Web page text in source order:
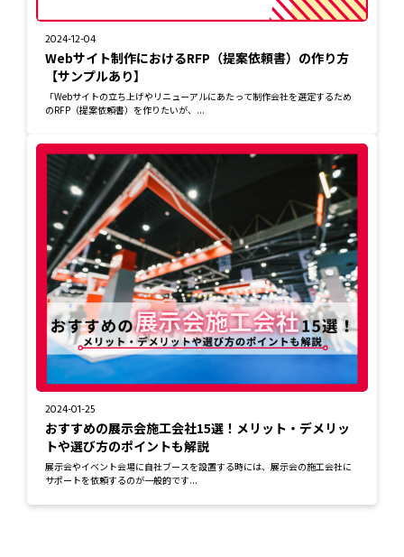
2024-12-04
Webサイト制作におけるRFP（提案依頼書）の作り方
【サンプルあり】
「Webサイトの立ち上げやリニューアルにあたって制作会社を選定するため
のRFP（提案依頼書）を作りたいが、...
2024-01-25
おすすめの展示会施工会社15選！メリット・デメリッ
トや選び方のポイントも解説
展示会やイベント会場に自社ブースを設置する時には、展示会の施工会社に
サポートを依頼するのが一般的です...